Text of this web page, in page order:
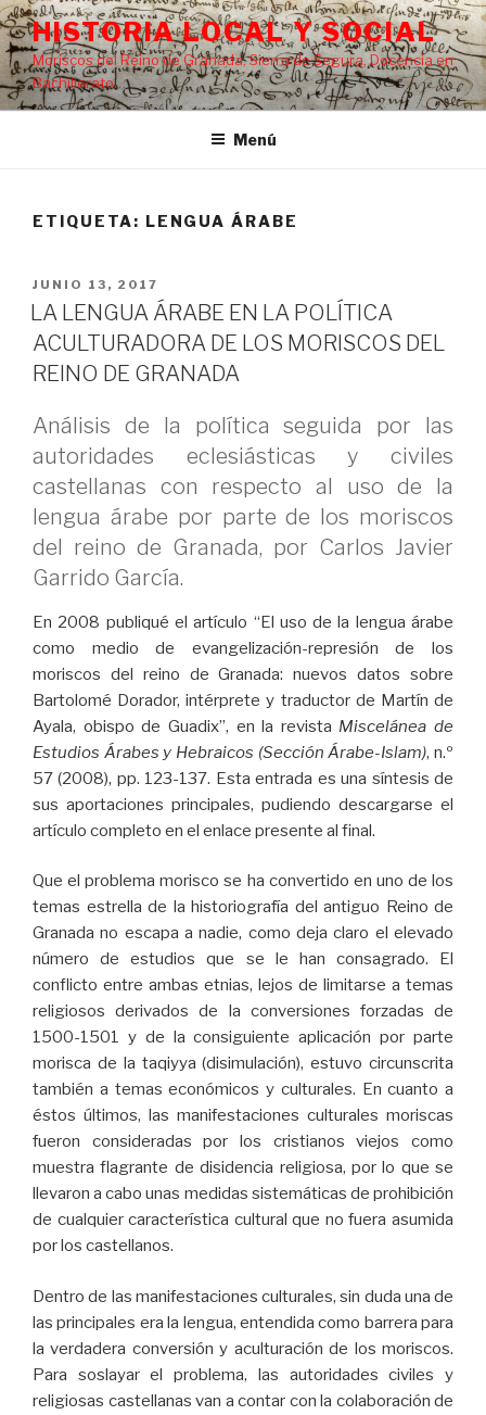
Saltar
al
contenido
HISTORIA LOCAL Y SOCIAL
Moriscos del Reino de Granada, Sierra de Segura, Docencia en
Bachillerato…
Menú
ETIQUETA: LENGUA ÁRABE
PUBLICADO
EL
JUNIO 13, 2017
LA LENGUA ÁRABE EN LA POLÍTICA
ACULTURADORA DE LOS MORISCOS DEL
REINO DE GRANADA
Análisis de la política seguida por las
autoridades eclesiásticas y civiles
castellanas con respecto al uso de la
lengua árabe por parte de los moriscos
del reino de Granada, por Carlos Javier
Garrido García.
En 2008 publiqué el artículo “El uso de la lengua árabe
como medio de evangelización-represión de los
moriscos del reino de Granada: nuevos datos sobre
Bartolomé Dorador, intérprete y traductor de Martín de
Ayala, obispo de Guadix”, en la revista Miscelánea de
Estudios Árabes y Hebraicos (Sección Árabe-Islam), n.º
57 (2008), pp. 123-137. Esta entrada es una síntesis de
sus aportaciones principales, pudiendo descargarse el
artículo completo en el enlace presente al final.
Que el problema morisco se ha convertido en uno de los
temas estrella de la historiografía del antiguo Reino de
Granada no escapa a nadie, como deja claro el elevado
número de estudios que se le han consagrado. El
conflicto entre ambas etnias, lejos de limitarse a temas
religiosos derivados de la conversiones forzadas de
1500-1501 y de la consiguiente aplicación por parte
morisca de la taqiyya (disimulación), estuvo circunscrita
también a temas económicos y culturales. En cuanto a
éstos últimos, las manifestaciones culturales moriscas
fueron consideradas por los cristianos viejos como
muestra flagrante de disidencia religiosa, por lo que se
llevaron a cabo unas medidas sistemáticas de prohibición
de cualquier característica cultural que no fuera asumida
por los castellanos.
Dentro de las manifestaciones culturales, sin duda una de
las principales era la lengua, entendida como barrera para
la verdadera conversión y aculturación de los moriscos.
Para soslayar el problema, las autoridades civiles y
religiosas castellanas van a contar con la colaboración de